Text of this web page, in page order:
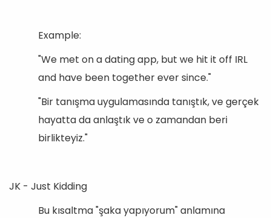
Example:
"We met on a dating app, but we hit it off IRL
and have been together ever since."
"Bir tanışma uygulamasında tanıştık, ve gerçek
hayatta da anlaştık ve o zamandan beri
birlikteyiz."
JK - Just Kidding
Bu kısaltma "şaka yapıyorum" anlamına